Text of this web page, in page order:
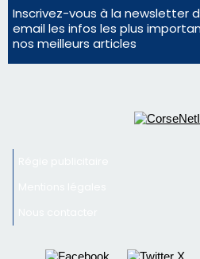
Inscrivez-vous à la newsletter
email les infos les plus
nos meilleurs articles